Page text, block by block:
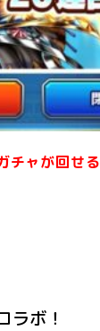
チャが回せる
ラボ！